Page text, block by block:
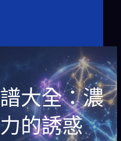
大全：濃
的誘惑